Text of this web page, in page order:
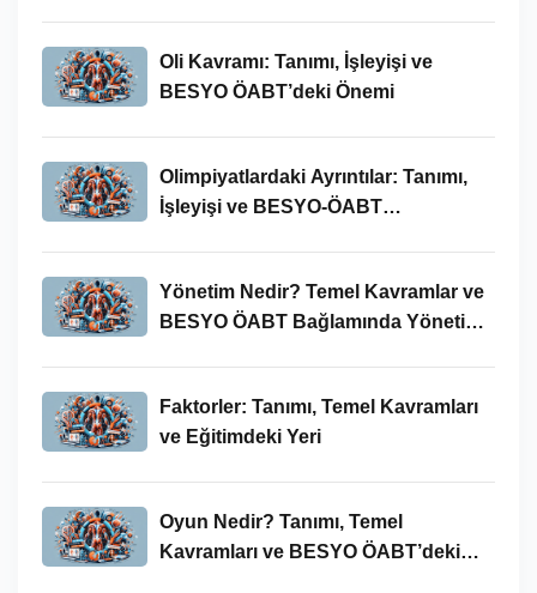
Oli Kavramı: Tanımı, İşleyişi ve
BESYO ÖABT’deki Önemi
Olimpiyatlardaki Ayrıntılar: Tanımı,
İşleyişi ve BESYO-ÖABT
Yönetim Nedir? Temel Kavramlar ve
BESYO ÖABT Bağlamında Yönetim
Faktorler: Tanımı, Temel Kavramları
ve Eğitimdeki Yeri
Oyun Nedir? Tanımı, Temel
Kavramları ve BESYO ÖABT’deki